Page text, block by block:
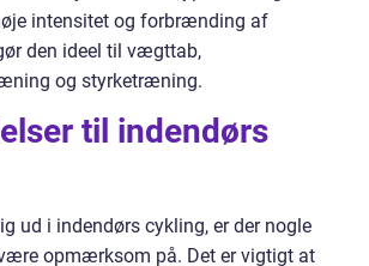
intensitet og forbrænding af
den ideel til vægttab,
og styrketræning.
til indendørs
ud i indendørs cykling, er der nogle
opmærksom på. Det er vigtigt at